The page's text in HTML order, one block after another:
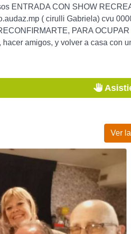
ENTRADA CON SHOW
( cirulli Gabriela) cvu
PARA
amigos, y volver a casa con
Ver